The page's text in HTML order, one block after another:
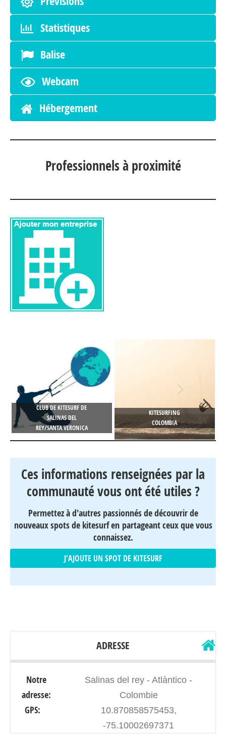
Statistiques
Balise
Webcam
Hébergement
Professionnels à proximité
CLUB DE KITESURF DE
SALINAS DEL
REY/SANTA VERONICA
KITESURFING
COLOMBIA
Ces informations renseignées par la
communauté vous ont été utiles ?
Permettez à d'autres passionnés de découvrir de
nouveaux spots de kitesurf en partageant ceux que vous
connaissez.
J'AJOUTE UN SPOT DE KITESURF
ADRESSE
Notre
adresse:
Salinas del rey - Atlàntico -
Colombie
GPS:
10.870858575453,
-75.10002697371